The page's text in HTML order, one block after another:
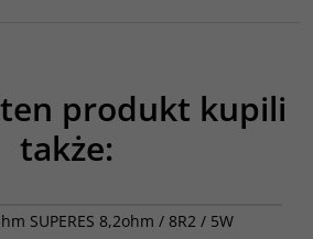
produkt kupili
także:
SUPERES 8,2ohm / 8R2 / 5W